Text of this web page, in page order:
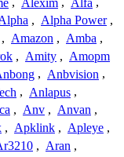
, Alpha Power ,
, Amazon , Amba ,
, Amity , Amopm
, Anbvision ,
, Anlapus ,
, Anv , Anvan ,
, Apklink , Apleye ,
, Aran ,